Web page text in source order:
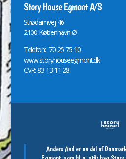
Story House Egmont A/S
Strødamvej 46
2100 København Ø
Telefon: 70 25 75 10
www.storyhouseegmont.dk
CVR: 83 13 11 28
Anders And er en del af